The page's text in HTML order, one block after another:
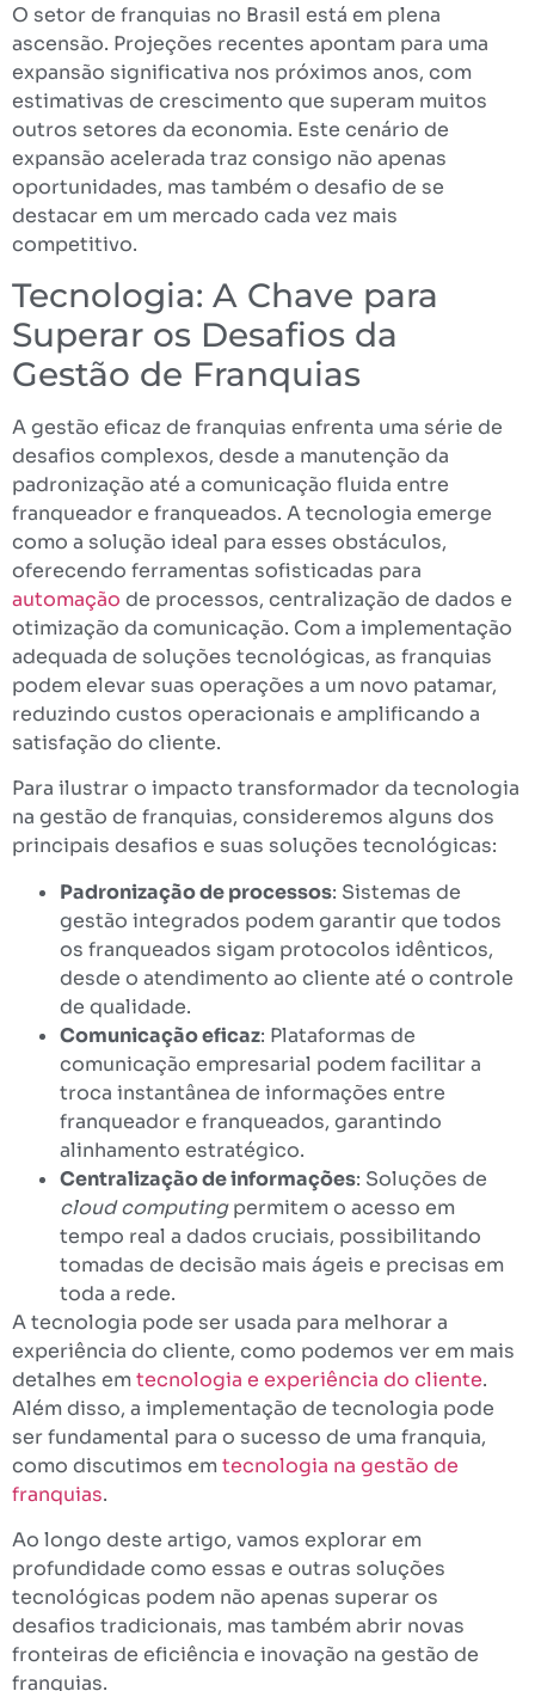
O setor de franquias no Brasil está em plena
ascensão. Projeções recentes apontam para uma
expansão significativa nos próximos anos, com
estimativas de crescimento que superam muitos
outros setores da economia. Este cenário de
expansão acelerada traz consigo não apenas
oportunidades, mas também o desafio de se
destacar em um mercado cada vez mais
competitivo.
Tecnologia: A Chave para
Superar os Desafios da
Gestão de Franquias
A gestão eficaz de franquias enfrenta uma série de
desafios complexos, desde a manutenção da
padronização até a comunicação fluida entre
franqueador e franqueados. A tecnologia emerge
como a solução ideal para esses obstáculos,
oferecendo ferramentas sofisticadas para
automação de processos, centralização de dados e
otimização da comunicação. Com a implementação
adequada de soluções tecnológicas, as franquias
podem elevar suas operações a um novo patamar,
reduzindo custos operacionais e amplificando a
satisfação do cliente.
Para ilustrar o impacto transformador da tecnologia
na gestão de franquias, consideremos alguns dos
principais desafios e suas soluções tecnológicas:
Padronização de processos: Sistemas de
gestão integrados podem garantir que todos
os franqueados sigam protocolos idênticos,
desde o atendimento ao cliente até o controle
de qualidade.
Comunicação eficaz: Plataformas de
comunicação empresarial podem facilitar a
troca instantânea de informações entre
franqueador e franqueados, garantindo
alinhamento estratégico.
Centralização de informações: Soluções de
cloud computingpermitem o acesso em
tempo real a dados cruciais, possibilitando
tomadas de decisão mais ágeis e precisas em
toda a rede.
A tecnologia pode ser usada para melhorar a
experiência do cliente, como podemos ver em mais
detalhes emtecnologia e experiência do cliente.
Além disso, a implementação de tecnologia pode
ser fundamental para o sucesso de uma franquia,
como discutimos emtecnologia na gestão de
franquias.
Ao longo deste artigo, vamos explorar em
profundidade como essas e outras soluções
tecnológicas podem não apenas superar os
desafios tradicionais, mas também abrir novas
fronteiras de eficiência e inovação na gestão de
franquias.